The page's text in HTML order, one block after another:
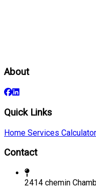
About
Quick Links
Home Services Calculator
Contact
2414 chemin